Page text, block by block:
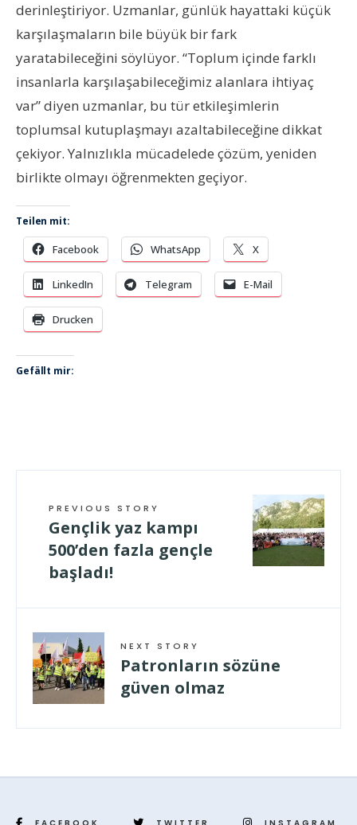
derinleştiriyor. Uzmanlar, günlük hayattaki küçük
karşılaşmaların bile büyük bir fark
yaratabileceğini söylüyor. “Toplum içinde farklı
insanlarla karşılaşabileceğimiz alanlara ihtiyaç
var” diyen uzmanlar, bu tür etkileşimlerin
toplumsal kutuplaşmayı azaltabileceğine dikkat
çekiyor. Yalnızlıkla mücadelede çözüm, yeniden
birlikte olmayı öğrenmekten geçiyor.
Teilen mit:
Facebook WhatsApp X
LinkedIn Telegram E-Mail
Drucken
Gefällt mir:
PREVIOUS STORY
Gençlik yaz kampı
500’den fazla gençle
başladı!
NEXT STORY
Patronların sözüne
güven olmaz